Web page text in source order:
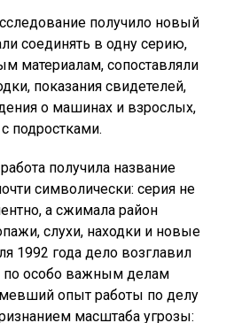
получило новый
соединять в одну серию,
материалам, сопоставляли
показания свидетелей,
о машинах и взрослых,
подростками.
получила название
символически: серия не
а сжимала район
слухи, находки и новые
1992 года дело возглавил
по особо важным делам
опыт работы по делу
масштаба угрозы: